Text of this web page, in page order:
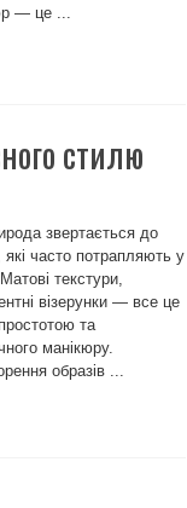
— це ...
стилю
звертається до
часто потрапляють у
текстури,
візерунки — все це
та
манікюру.
образів ...